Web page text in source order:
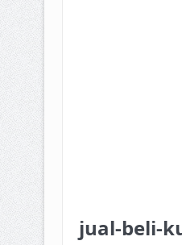
jual-beli-